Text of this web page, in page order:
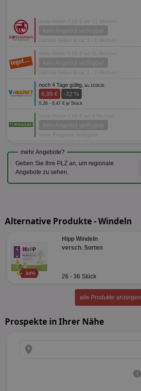
letzte Aktion 7,19 € vor 13 Wochen
kein Angebot verfügbar
nächste Aktion in ca. 1 - 2 Wochen
letzte Aktion 5,99 € vor 11 Wochen
kein Angebot verfügbar
nächste Aktion in ca. 1 - 2 Wochen
noch 4 Tage gültig, bis 12.08.26
6,99 € -32 %
0,26 - 0,47 € je Stück
letzte Aktion 7,99 € vor 4 Wochen
kein Angebot verfügbar
keine Prognose verfügbar
mehr Angebote?
Geben Sie Ihre PLZ an, um regionale
Angebote zu sehen.
Alternative Produkte - Windeln
34%
Hipp Windeln
versch. Sorten
26 - 36 Stück
alle Produkte anzeigen
Prospekte in Ihrer Nähe